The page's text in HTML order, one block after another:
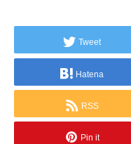
Tweet
Hatena
RSS
Pin it